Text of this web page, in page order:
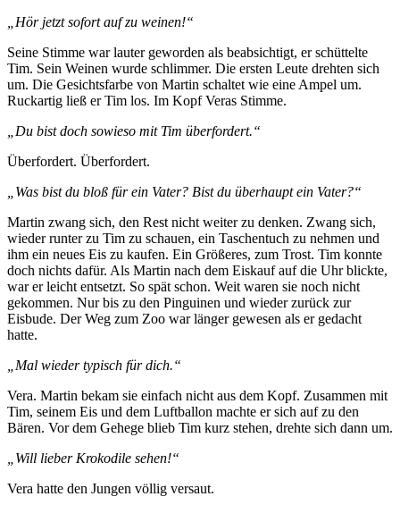
„Hör jetzt sofort auf zu weinen!“
Seine Stimme war lauter geworden als beabsichtigt, er schüttelte
Tim. Sein Weinen wurde schlimmer. Die ersten Leute drehten sich
um. Die Gesichtsfarbe von Martin schaltet wie eine Ampel um.
Ruckartig ließ er Tim los. Im Kopf Veras Stimme.
„Du bist doch sowieso mit Tim überfordert.“
Überfordert. Überfordert.
„Was bist du bloß für ein Vater? Bist du überhaupt ein Vater?“
Martin zwang sich, den Rest nicht weiter zu denken. Zwang sich,
wieder runter zu Tim zu schauen, ein Taschentuch zu nehmen und
ihm ein neues Eis zu kaufen. Ein Größeres, zum Trost. Tim konnte
doch nichts dafür. Als Martin nach dem Eiskauf auf die Uhr blickte,
war er leicht entsetzt. So spät schon. Weit waren sie noch nicht
gekommen. Nur bis zu den Pinguinen und wieder zurück zur
Eisbude. Der Weg zum Zoo war länger gewesen als er gedacht
hatte.
„Mal wieder typisch für dich.“
Vera. Martin bekam sie einfach nicht aus dem Kopf. Zusammen mit
Tim, seinem Eis und dem Luftballon machte er sich auf zu den
Bären. Vor dem Gehege blieb Tim kurz stehen, drehte sich dann um.
„Will lieber Krokodile sehen!“
Vera hatte den Jungen völlig versaut.